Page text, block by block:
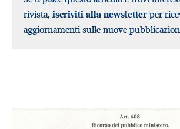
rivista, iscriviti alla newsletter per
aggiornamenti sulle nuove